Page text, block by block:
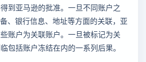
到亚马逊的批准。一旦不同账户之
、银行信息、地址等方面的关联，亚
账户为关联账户。一旦被标记为关
包括账户冻结在内的一系列后果。